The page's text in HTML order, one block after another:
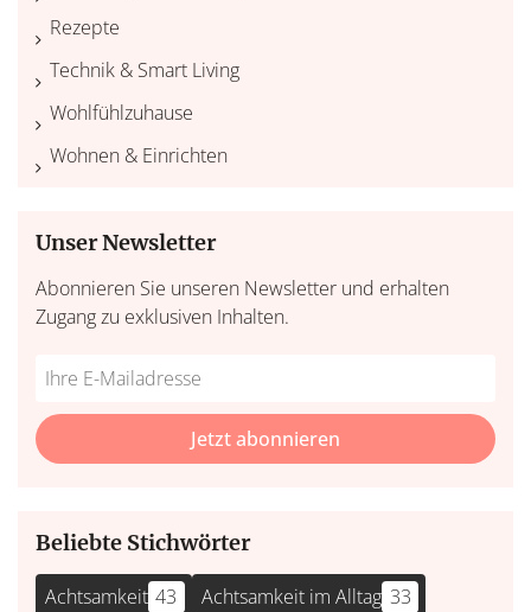
Rezepte
Technik & Smart Living
Wohlfühlzuhause
Wohnen & Einrichten
Unser Newsletter
Abonnieren Sie unseren Newsletter und erhalten
Zugang zu exklusiven Inhalten.
Do
fill
this
*Ihre
Mailadresse:
Jetzt abonnieren
Beliebte Stichwörter
Achtsamkeit 43 Achtsamkeit im Alltag 33